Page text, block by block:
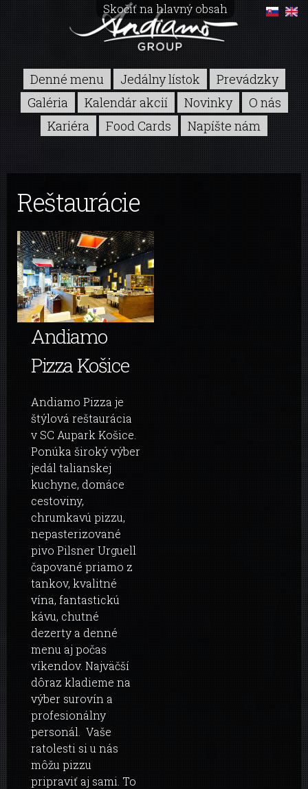
Skočiť na hlavný obsah
Denné menu Jedálny lístok
Prevádzky
Galéria
Kalendár akcií Novinky
O nás
Kariéra
Food Cards Napíšte nám
Reštaurácie
Andiamo
Pizza Košice
Andiamo Pizza je
štýlová reštaurácia
v SC Aupark Košice.
Ponúka široký výber
jedál talianskej
kuchyne, domáce
cestoviny,
chrumkavú pizzu,
nepasterizované
pivo Pilsner Urguell
čapované priamo z
tankov, kvalitné
vína, fantastickú
kávu, chutné
dezerty a denné
menu aj počas
víkendov. Najväčší
dôraz kladieme na
výber surovín a
profesionálny
personál. Vaše
ratolesti si u nás
môžu pizzu
pripraviť aj sami. To